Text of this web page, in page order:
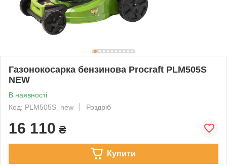
Газонокосарка бензинова Procraft PLM505S
NEW
В наявності
Код: PLM505S_new
Роздріб
16 110 ₴
Купити